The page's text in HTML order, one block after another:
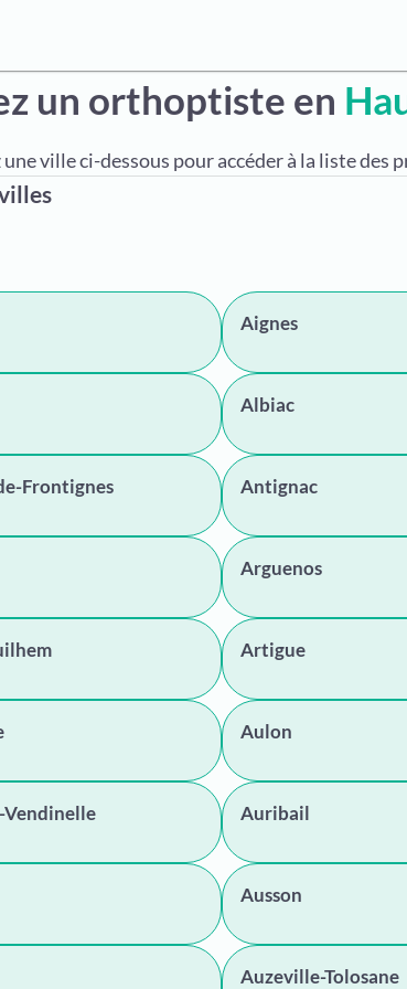
un orthoptiste en
ville ci-dessous pour accéder à la liste
Aignes
Albiac
Frontignes Antignac
Arguenos
Artigue
Aulon
Auribail
Ausson
Auzeville-Tolosane